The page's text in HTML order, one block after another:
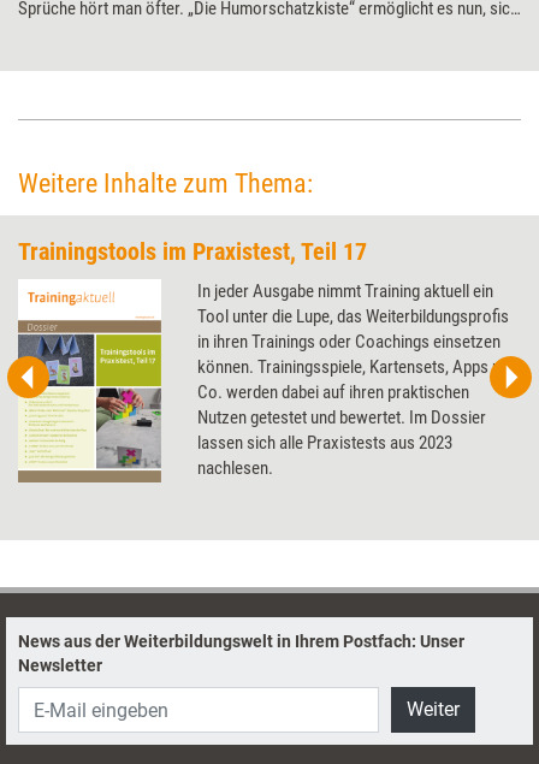
Sprüche hört man öfter. „Die Humorschatzkiste“ ermöglicht es nun, sich
Weitere Inhalte zum Thema:
Trainingstools im Praxistest, Teil 17
In jeder Ausgabe nimmt Training aktuell ein
Tool unter die Lupe, das Weiterbildungsprofis
in ihren Trainings oder Coachings einsetzen
können. Trainingsspiele, Kartensets, Apps und
Co. werden dabei auf ihren praktischen
Nutzen getestet und bewertet. Im Dossier
lassen sich alle Praxistests aus 2023
nachlesen.
News aus der Weiterbildungswelt in Ihrem Postfach: Unser
Newsletter
Weiter